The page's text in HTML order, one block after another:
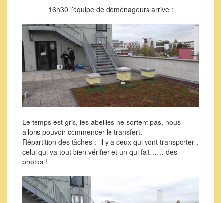
16h30 l’équipe de déménageurs arrive :
Le temps est gris, les abeilles ne sortent pas, nous
allons pouvoir commencer le transfert.
Répartition des tâches : il y a ceux qui vont transporter ,
celui qui va tout bien vérifier et un qui fait…… des
photos !